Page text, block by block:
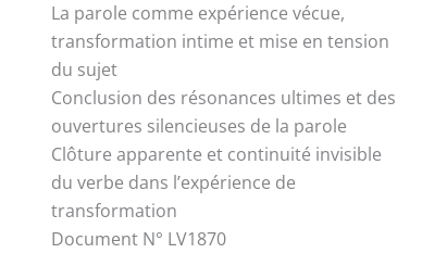
La parole comme expérience vécue,
transformation intime et mise en tension
du sujet
Conclusion des résonances ultimes et des
ouvertures silencieuses de la parole
Clôture apparente et continuité invisible
du verbe dans l’expérience de
transformation
Document N° LV1870